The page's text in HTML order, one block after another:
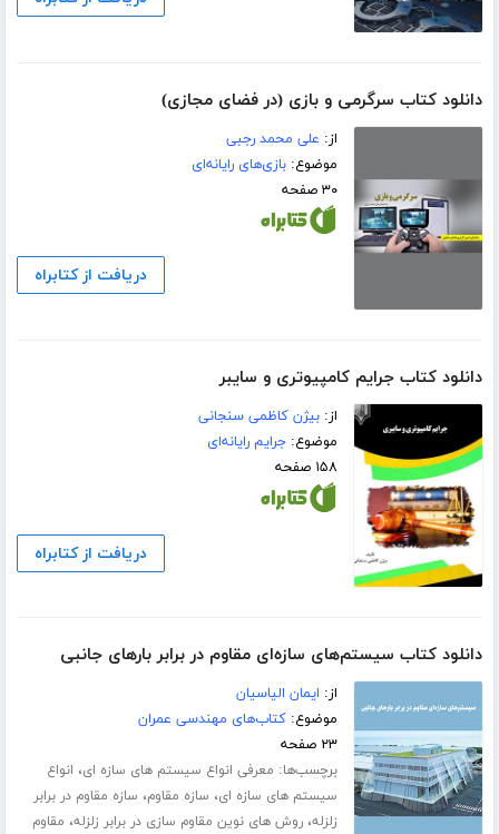
دانلود کتاب سرگرمی و بازی (در فضای مجازی)
از: علی محمد رجبی
موضوع:بازی‌های رایانه‌ای
۳۰ صفحه
دریافت از کتابراه
دانلود کتاب جرایم کامپیوتری و سایبر
از:بیژن کاظمی سنجانی
موضوع:جرایم رایانه‌ای
۱۵۸ صفحه
دریافت از کتابراه
دانلود کتاب سیستم‌های سازه‌ای مقاوم در برابر بارهای جانبی
از: ایمان الیاسیان
موضوع:کتاب‌های مهندسی عمران
۲۳ صفحه
برچسب‌ها: معرفی انواع سیستم های سازه ای، انواع
سیستم های سازه ای، سازه مقاوم، سازه مقاوم در برابر
زلزله،روش های نوین مقاوم سازی در برابر زلزله، مقاوم